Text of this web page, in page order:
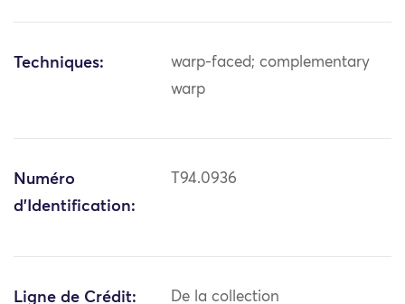
Techniques:
warp-faced; complementary
warp
Numéro
d'Identification:
T94.0936
Ligne de Crédit:
De la collection